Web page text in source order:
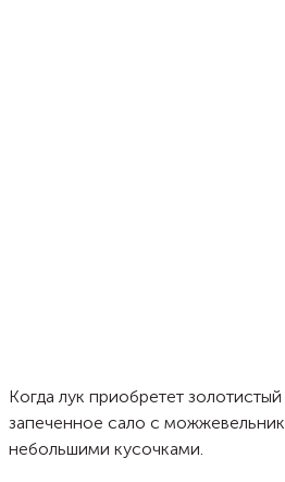
Когда лук приобретет
запеченное сало с
небольшими кусочками.